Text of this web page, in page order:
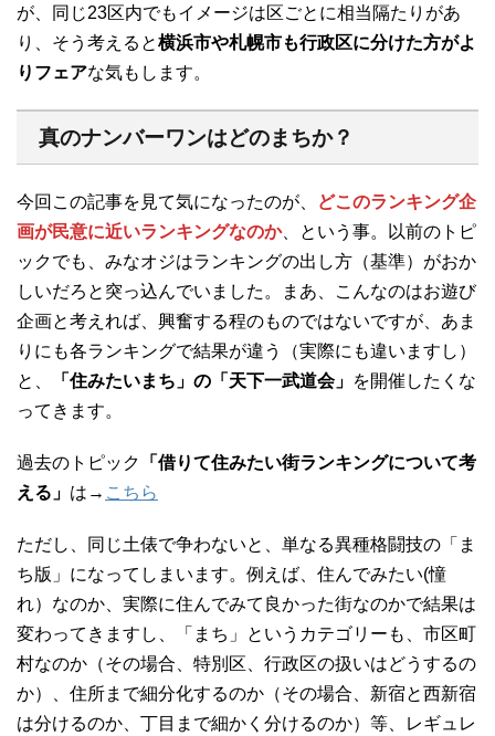
が、同じ23区内でもイメージは区ごとに相当隔たりがあ
り、そう考えると横浜市や札幌市も行政区に分けた方がよ
りフェアな気もします。
真のナンバーワンはどのまちか？
今回この記事を見て気になったのが、
どこのランキング企
画が民意に近いランキングなのか、という事。以前のトピ
ックでも、みなオジはランキングの出し方（基準）がおか
しいだろと突っ込んでいました。まあ、こんなのはお遊び
企画と考えれば、興奮する程のものではないですが、あま
りにも各ランキングで結果が違う（実際にも違いますし）
と、
「住みたいまち」の「天下一武道会」 を開催したくな
ってきます。
過去のトピック
「借りて住みたい街ランキングについて考
える」 は→ こちら
ただし、同じ土俵で争わないと、単なる異種格闘技の「ま
ち版」になってしまいます。例えば、住んでみたい(憧
れ）なのか、実際に住んでみて良かった街なのかで結果は
変わってきますし、「まち」というカテゴリーも、市区町
村なのか（その場合、特別区、行政区の扱いはどうするの
か）、住所まで細分化するのか（その場合、新宿と西新宿
は分けるのか、丁目まで細かく分けるのか）等、レギュレ